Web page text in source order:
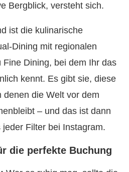
Bergblick, versteht sich.
ist die kulinarische
Dining mit regionalen
Fine Dining, bei dem Ihr das
kennt. Es gibt sie, diese
denen die Welt vor dem
– und das ist dann
Filter bei Instagram.
die perfekte Buchung